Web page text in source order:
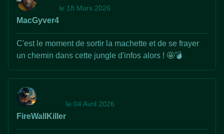
MacGyver4
le 18 Mars 2026
C'est le moment de sortir la machette et de se frayer
un chemin dans cette jungle d'infos alors ! 🤩💣
FireWallKiller
le 04 Avril 2026